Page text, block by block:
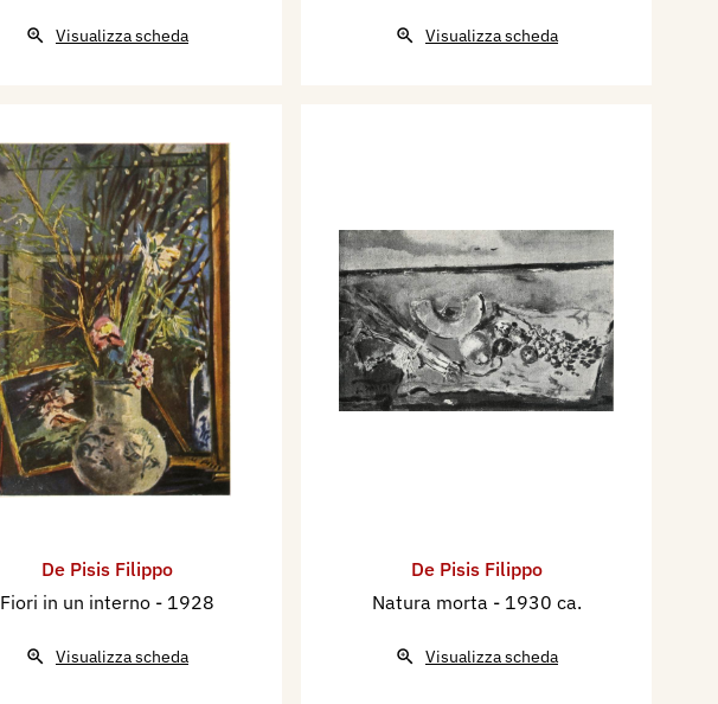
Visualizza scheda Visualizza scheda
De Pisis Filippo
Fiori in un interno - 1928
Visualizza scheda
De Pisis Filippo
Natura morta - 1930 ca.
Visualizza scheda